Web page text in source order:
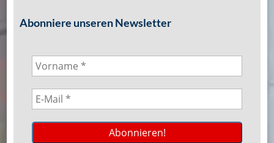
Abonniere unseren Newsletter